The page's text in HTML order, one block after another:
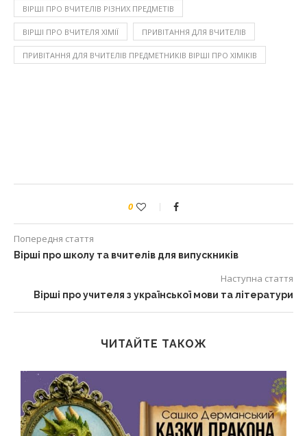
ВІРШІ ПРО ВЧИТЕЛІВ РІЗНИХ ПРЕДМЕТІВ
ВІРШІ ПРО ВЧИТЕЛЯ ХІМІЇ ПРИВІТАННЯ ДЛЯ ВЧИТЕЛІВ
ПРИВІТАННЯ ДЛЯ ВЧИТЕЛІВ ПРЕДМЕТНИКІВ ВІРШІ ПРО ХІМІКІВ
0
Попередня стаття
Вірші про школу та вчителів для випускників
Наступна стаття
Вірші про учителя з української мови та літератури
ЧИТАЙТЕ ТАКОЖ